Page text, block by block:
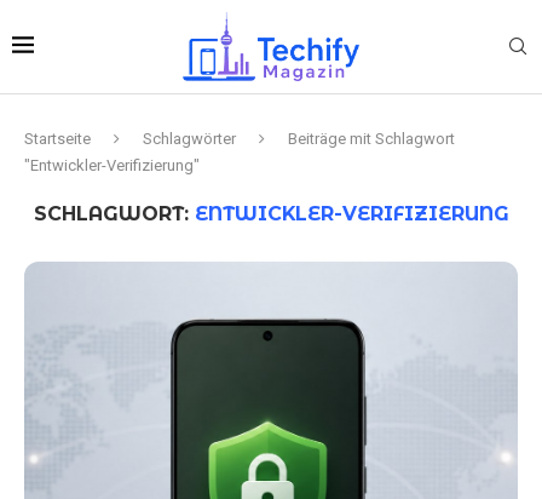
Startseite Schlagwörter
Beiträge mit Schlagwort
"Entwickler-Verifizierung"
SCHLAGWORT: ENTWICKLER-VERIFIZIERUNG